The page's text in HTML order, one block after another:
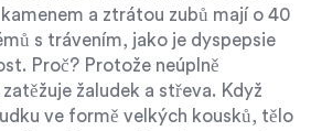
a ztrátou zubů mají o 40
s trávením, jako je dyspepsie
Proč? Protože neúplně
žaludek a střeva. Když
ve formě velkých kousků, tělo